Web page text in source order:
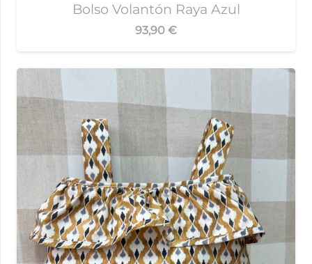
Bolso Volantón Raya Azul
93,90 €